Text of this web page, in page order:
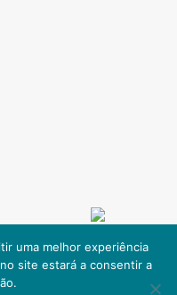
uma melhor experiência
site estará a consentir a